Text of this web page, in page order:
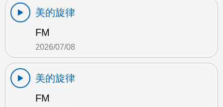
美的旋律
FM
2026/07/08
美的旋律
FM